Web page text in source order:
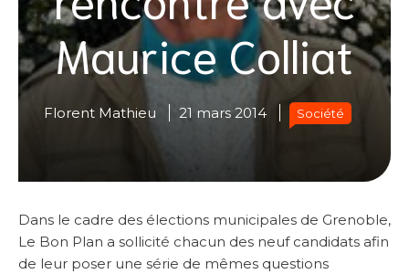
Maurice Colliat
Florent Mathieu 21 mars 2014 Société
Dans le cadre des élections municipales de Grenoble,
Le Bon Plan a sollicité chacun des neuf candidats afin
de leur poser une série de mêmes questions